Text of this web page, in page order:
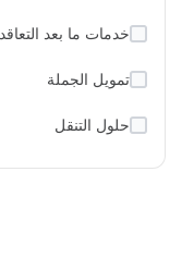
خدمات ما بعد التعاقد
تمويل الجملة
حلول التنقل